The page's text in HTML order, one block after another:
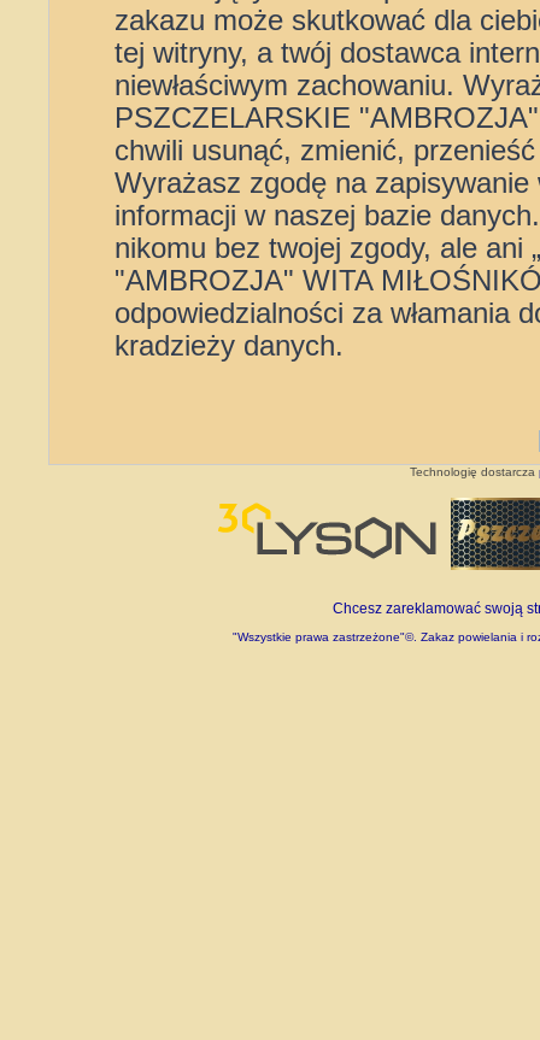
zakazu może skutkować dla
tej witryny, a twój dostawca
niewłaściwym zachowaniu.
PSZCZELARSKIE
chwili usunąć, zmienić,
Wyrażasz zgodę na
informacji w naszej bazie
nikomu bez twojej zgody, ale ani
"AMBROZJA" WITA
odpowiedzialności za włamania
kradzieży danych.
Technologię dostarcza
Chcesz zareklamować swoją
"Wszystkie prawa zastrzeżone"©. Zakaz powielania i